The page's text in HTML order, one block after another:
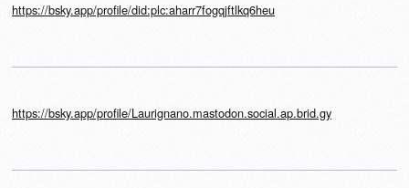
https://bsky.app/profile/did:plc:aharr7fogqjftlkq6heu
https://bsky.app/profile/Laurignano.mastodon.social.ap.brid.gy